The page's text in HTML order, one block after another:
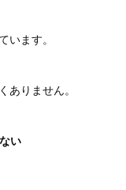
います。
ありません。
い